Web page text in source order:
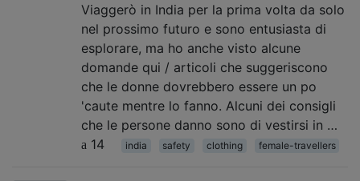
Viaggerò in India per la prima volta da solo
nel prossimo futuro e sono entusiasta di
esplorare, ma ho anche visto alcune
domande qui / articoli che suggeriscono
che le donne dovrebbero essere un po
'caute mentre lo fanno. Alcuni dei consigli
che le persone danno sono di vestirsi in …
14
india safety clothing female-travellers